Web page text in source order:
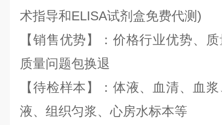
术指导和ELISA试剂盒免费代测)
【销售优势】：价格行业优势、
质量问题包换退
【待检样本】：体液、血清、血
液、组织匀浆、心房水标本等